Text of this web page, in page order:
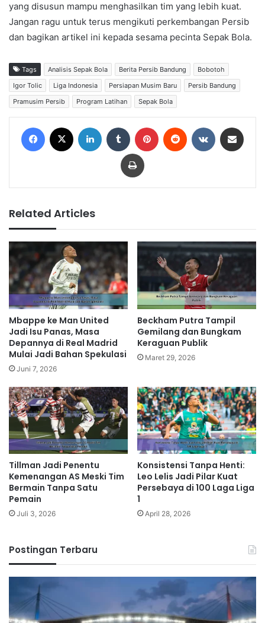
yang disusun mampu menghasilkan tim yang lebih kuat.
Jangan ragu untuk terus mengikuti perkembangan Persib
dan bagikan artikel ini kepada sesama pecinta Sepak Bola.
Tags Analisis Sepak Bola Berita Persib Bandung
Bobotoh
Igor Tolic
Liga Indonesia Persiapan Musim Baru
Persib Bandung
Pramusim Persib
Program Latihan Sepak Bola
Print
Related Articles
Mbappe ke Man United
Jadi Isu Panas, Masa
Depannya di Real Madrid
Mulai Jadi Bahan Spekulasi
Juni 7, 2026
Beckham Putra Tampil
Gemilang dan Bungkam
Keraguan Publik
Maret 29, 2026
Tillman Jadi Penentu
Kemenangan AS Meski Tim
Bermain Tanpa Satu
Pemain
Juli 3, 2026
Konsistensi Tanpa Henti:
Leo Lelis Jadi Pilar Kuat
Persebaya di 100 Laga Liga
1
April 28, 2026
Postingan Terbaru